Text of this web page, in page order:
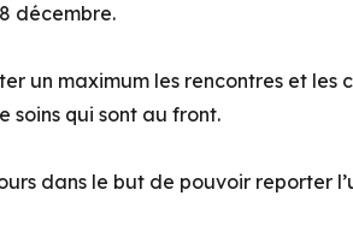
décembre.
un maximum les rencontres et les
soins qui sont au front.
dans le but de pouvoir reporter